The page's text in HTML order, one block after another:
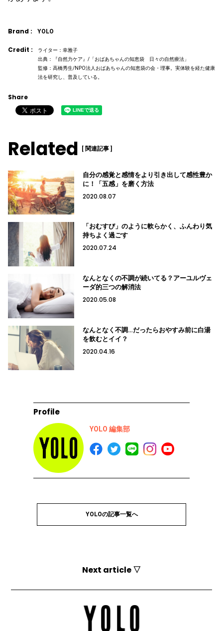
Brand : YOLO
Credit :
ライター：幸雅子
出典：『自然力ケア』/「おばあちゃんの知恵袋 日々の自然療法」
監修：高橋秀生/NPO法人おばあちゃんの知恵袋の会・理事。実体験を経た健康
法を研究し、普及している。
Share
Related [ 関連記事 ]
自分の感覚と感情をより引き出して感性豊か
に！「五感」を磨く方法
2020.08.07
「おむすび」のように軟らかく、ふんわり気
持ちよく過ごす
2020.07.24
なんとなくの不調が続いてる？アーユルヴェ
ーダ的三つの解消法
2020.05.08
なんとなく不調…だったらおやすみ前に白湯
を飲むとイイ？
2020.04.16
Profile
YOLO 編集部
YOLOの記事一覧へ
Next article ▽